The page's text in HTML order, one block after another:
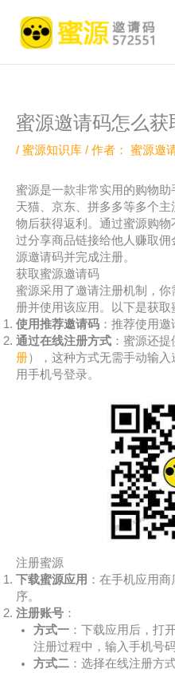
蜜源邀请码怎么获
/ 蜜源知识库 / 作者： 蜜源邀
蜜源是一款非常实用的购物助
天猫、京东、拼多多等多个
物后获得返利。通过蜜源购
过分享商品链接给他人赚取
源邀请码并完成注册。
获取蜜源邀请码
蜜源采用了邀请注册机制，
册并使用该应用。以下是获取
使用推荐邀请码 ：推荐使用邀
通过在线注册方式 ：蜜源还
册），这种方式无需手动输
用手机号登录。
注册蜜源
下载蜜源应用 ：在手机应用
序。
注册账号 ：
方式一：下载应用后，打
注册过程中，输入手机号
方式二：选择在线注册方